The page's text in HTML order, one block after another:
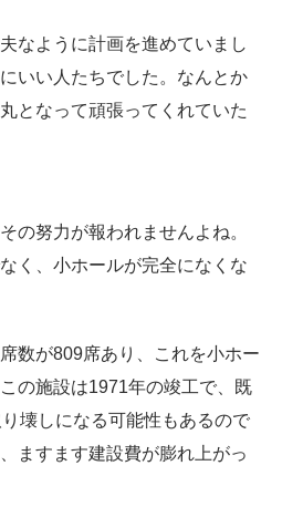
なように計画を進めていまし
いい人たちでした。なんとか
となって頑張ってくれていた
努力が報われませんよね。
く、小ホールが完全になくな
数が809席あり、これを小ホー
の施設は1971年の竣工で、既
壊しになる可能性もあるので
ますます建設費が膨れ上がっ